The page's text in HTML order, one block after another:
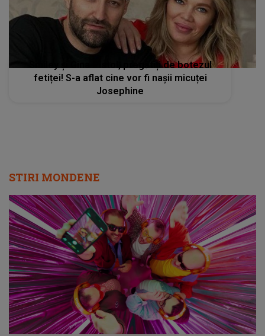
Smiley și Gina Pistol, pregătiți de botezul
fetiței! S-a aflat cine vor fi nașii micuței
Josephine
STIRI MONDENE